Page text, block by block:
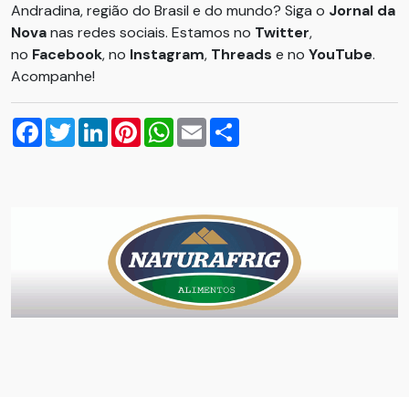
Andradina, região do Brasil e do mundo? Siga o Jornal da
Novanas redes sociais. Estamos no Twitter,
no Facebook, no Instagram, Threads e no YouTube.
Acompanhe!
Facebook
TwitterLinkedInPinterestWhatsApp
Email